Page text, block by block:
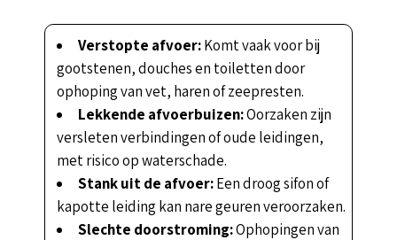
Verstopte afvoer:Komt vaak voor bij
gootstenen, douches en toiletten door
ophoping van vet, haren of zeepresten.
Lekkende afvoerbuizen:Oorzaken zijn
versleten verbindingen of oude leidingen,
met risico op waterschade.
Stank uit de afvoer:Een droog sifon of
kapotte leiding kan nare geuren veroorzaken.
Slechte doorstroming:Ophopingen van